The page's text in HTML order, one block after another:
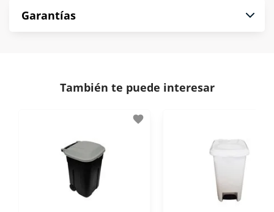
*Sujeto a aprobación de crédito conforme a
norma de Muebles América.
compra es segura de principio a fin.
- Certificados de seguridad SSL y Encriptación 3D.
disposiciones legales y Códigos de Ética de la
- Nos encontramos en la lista de socios Activos de
la Asociación de Internet.MX.
Garantías
También te puede interesar
favorite